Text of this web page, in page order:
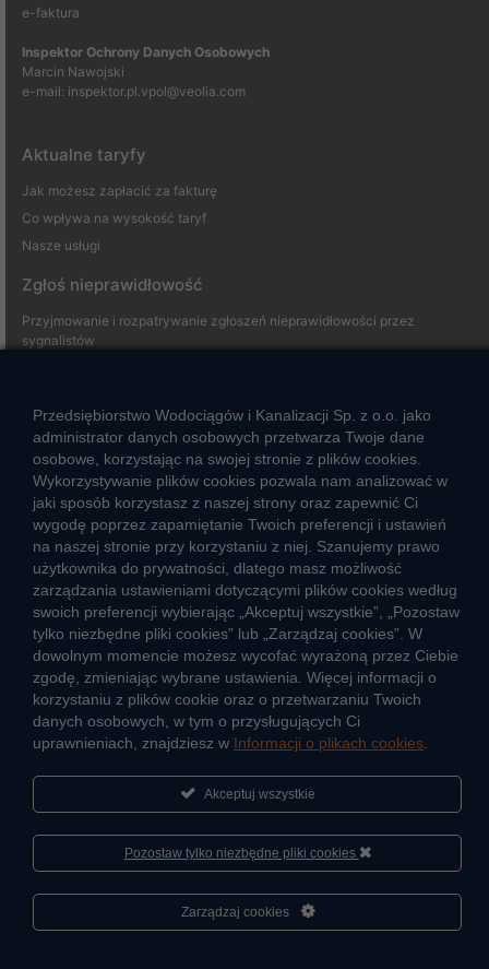
e-faktura
Inspektor Ochrony Danych Osobowych
Marcin Nawojski
e-mail: inspektor.pl.vpol@veolia.com
Aktualne taryfy
Jak możesz zapłacić za fakturę
Co wpływa na wysokość taryf
Nasze usługi
Zgłoś nieprawidłowość
Przyjmowanie i rozpatrywanie zgłoszeń nieprawidłowości przez
sygnalistów
Aktualności
Informacja o jakości wody
Informacje o przerwach w dostawie wody
Pogotowie wodociągowe
Jak oszczędzać wodę
Czego nie wrzucać do kanalizacji
Jak unikać strat wody
Nawyki eko-mieszkańca
Dane kluczowe
Sieć wodociągowa i ujęcia wody
Jak kontrolujemy jakość wody i ścieków
Cyberbezpieczeństwo
Sportowa Akademia Veolia
Przedsiębiorstwo Wodociągów i Kanalizacji Sp. z o.o. jako
administrator danych osobowych przetwarza Twoje dane
osobowe, korzystając na swojej stronie z plików cookies.
Wykorzystywanie plików cookies pozwala nam analizować w
jaki sposób korzystasz z naszej strony oraz zapewnić Ci
wygodę poprzez zapamiętanie Twoich preferencji i ustawień
na naszej stronie przy korzystaniu z niej. Szanujemy prawo
użytkownika do prywatności, dlatego masz możliwość
zarządzania ustawieniami dotyczącymi plików cookies według
swoich preferencji wybierając „Akceptuj wszystkie”, „Pozostaw
tylko niezbędne pliki cookies” lub „Zarządzaj cookies”. W
dowolnym momencie możesz wycofać wyrażoną przez Ciebie
zgodę, zmieniając wybrane ustawienia. Więcej informacji o
korzystaniu z plików cookie oraz o przetwarzaniu Twoich
danych osobowych, w tym o przysługujących Ci
uprawnieniach, znajdziesz w Informacji o plikach cookies
Akceptuj wszystkie
Pozostaw tylko niezbędne pliki cookies
Zarządzaj cookies